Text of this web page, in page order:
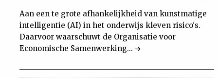
Aan een te grote afhankelijkheid van kunstmatige
intelligentie (AI) in het onderwijs kleven risico's.
Daarvoor waarschuwt de Organisatie voor
Economische Samenwerking...